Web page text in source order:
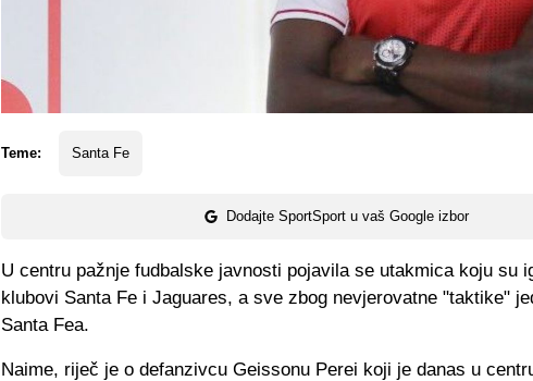
Teme: Santa Fe
Dodajte SportSport u vaš Google izbor
U centru pažnje fudbalske javnosti pojavila se utakmica koju su
klubovi Santa Fe i Jaguares, a sve zbog nevjerovatne "taktike"
Santa Fea.
Naime, riječ je o defanzivcu Geissonu Perei koji je danas u